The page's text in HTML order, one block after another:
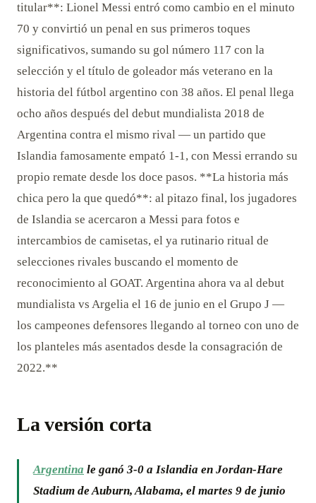
titular**: Lionel Messi entró como cambio en el minuto
70 y convirtió un penal en sus primeros toques
significativos, sumando su gol número 117 con la
selección y el título de goleador más veterano en la
historia del fútbol argentino con 38 años. El penal llega
ocho años después del debut mundialista 2018 de
Argentina contra el mismo rival — un partido que
Islandia famosamente empató 1-1, con Messi errando su
propio remate desde los doce pasos. **La historia más
chica pero la que quedó**: al pitazo final, los jugadores
de Islandia se acercaron a Messi para fotos e
intercambios de camisetas, el ya rutinario ritual de
selecciones rivales buscando el momento de
reconocimiento al GOAT. Argentina ahora va al debut
mundialista vs Argelia el 16 de junio en el Grupo J —
los campeones defensores llegando al torneo con uno de
los planteles más asentados desde la consagración de
2022.**
La versión corta
Argentina le ganó 3-0 a Islandia en Jordan-Hare
Stadium de Auburn, Alabama, el martes 9 de junio